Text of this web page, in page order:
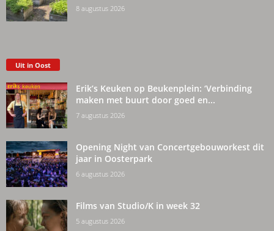
8 augustus 2026
Uit in Oost
Erik’s Keuken op Beukenplein: ‘Verbinding
maken met buurt door goed en...
7 augustus 2026
Opening Night van Concertgebouworkest dit
jaar in Oosterpark
6 augustus 2026
Films van Studio/K in week 32
5 augustus 2026